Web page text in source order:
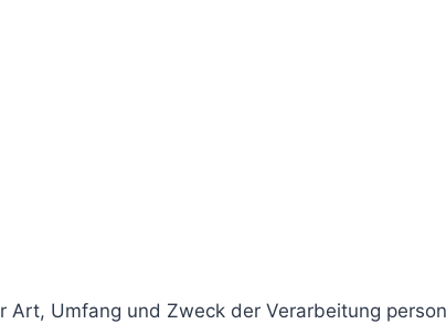
Umfang und Zweck der Verarbeitung